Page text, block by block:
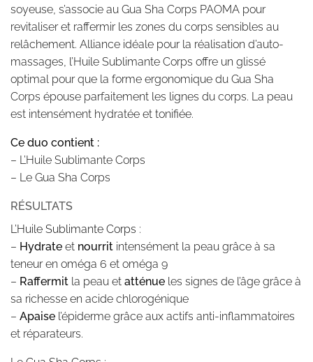
soyeuse, s’associe au Gua Sha Corps PAOMA pour
revitaliser et raffermir les zones du corps sensibles au
relâchement. Alliance idéale pour la réalisation d’auto-
massages, l’Huile Sublimante Corps offre un glissé
optimal pour que la forme ergonomique du Gua Sha
Corps épouse parfaitement les lignes du corps. La peau
est intensément hydratée et tonifiée.
Ce duo contient :
– L’Huile Sublimante Corps
– Le Gua Sha Corps
RÉSULTATS
L’Huile Sublimante Corps :
– Hydrate et nourrit intensément la peau grâce à sa
teneur en oméga 6 et oméga 9
– Raffermit la peau et atténue les signes de l’âge grâce à
sa richesse en acide chlorogénique
– Apaise l’épiderme grâce aux actifs anti-inflammatoires
et réparateurs.